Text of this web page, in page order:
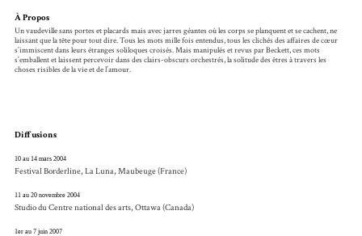
À Propos
Un vaudeville sans portes et placards mais avec jarres géantes où les corps se planquent et se cachent, ne
laissant que la tête pour tout dire. Tous les mots mille fois entendus, tous les clichés des affaires de cœur
s’immiscent dans leurs étranges soliloques croisés. Mais manipulés et revus par Beckett, ces mots
s’emballent et laissent percevoir dans des clairs-obscurs orchestrés, la solitude des êtres à travers les
choses risibles de la vie et de l’amour.
Diffusions
10 au 14 mars 2004
Festival Borderline, La Luna, Maubeuge (France)
11 au 20 novembre 2004
Studio du Centre national des arts, Ottawa (Canada)
1er au 7 juin 2007